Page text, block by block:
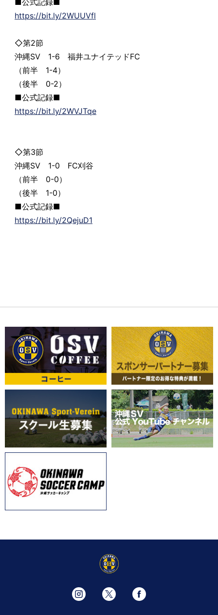
■公式記録■
https://bit.ly/2WUUVfl
◇第2節
沖縄SV 1-6 福井ユナイテッドFC
（前半 1-4）
（後半 0-2）
■公式記録■
https://bit.ly/2WVJTqe
◇第3節
沖縄SV 1-0 FC刈谷
（前半 0-0）
（後半 1-0）
■公式記録■
https://bit.ly/2QejuD1